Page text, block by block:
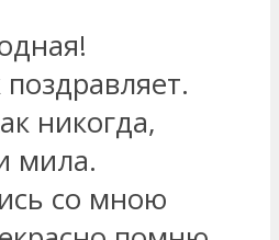
никогда,
мила.
со мною